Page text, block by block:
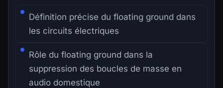
Définition précise du floating ground dans
les circuits électriques
Rôle du floating ground dans la
suppression des boucles de masse en
audio domestique